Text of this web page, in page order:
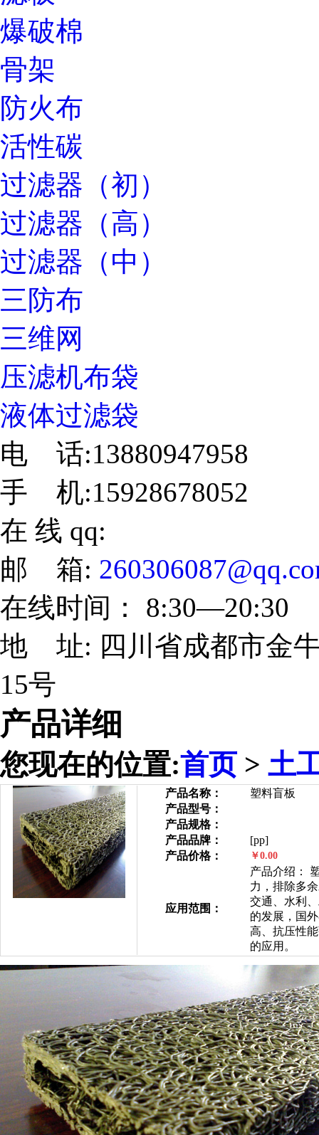
爆破棉
骨架
防火布
活性碳
过滤器（初）
过滤器（高）
过滤器（中）
三防布
三维网
压滤机布袋
液体过滤袋
电 话:13880947958
手 机:15928678052
在 线 qq:
邮 箱:
在线时间： 8:30—20:30
地 址: 四川省成都市金
15号
产品详细
您现在的位置:首页> 土
产品名称：
塑料盲板
产品型号：
产品规格：
产品品牌：
[pp]
产品价格：
￥0.00
应用范围：
产品介绍：
力，排除多
交通、水利
的发展，国
高、抗压性
的应用。